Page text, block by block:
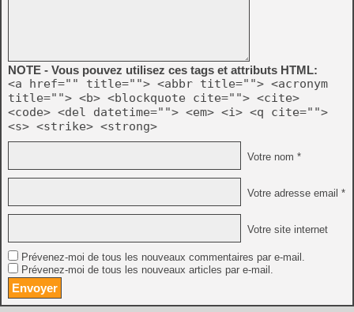
NOTE - Vous pouvez utilisez ces tags et attributs HTML:
<a href="" title=""> <abbr title=""> <acronym
title=""> <b> <blockquote cite=""> <cite>
<code> <del datetime=""> <em> <i> <q cite="">
<s> <strike> <strong>
Votre nom *
Votre adresse email *
Votre site internet
Prévenez-moi de tous les nouveaux commentaires par e-mail.
Prévenez-moi de tous les nouveaux articles par e-mail.